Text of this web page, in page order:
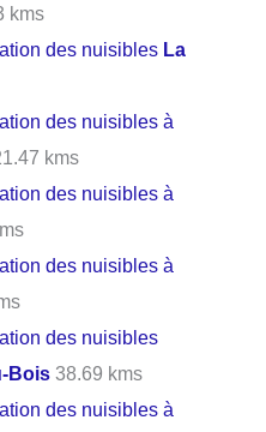
kms
des nuisibles La
des nuisibles à
kms
des nuisibles à
des nuisibles à
des nuisibles
Bois 38.69 kms
des nuisibles à